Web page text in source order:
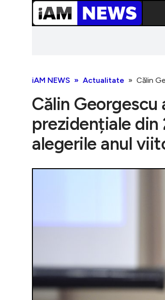
iAM NEWS Actualitate Călin
Călin
prezidențiale
alegerile anul